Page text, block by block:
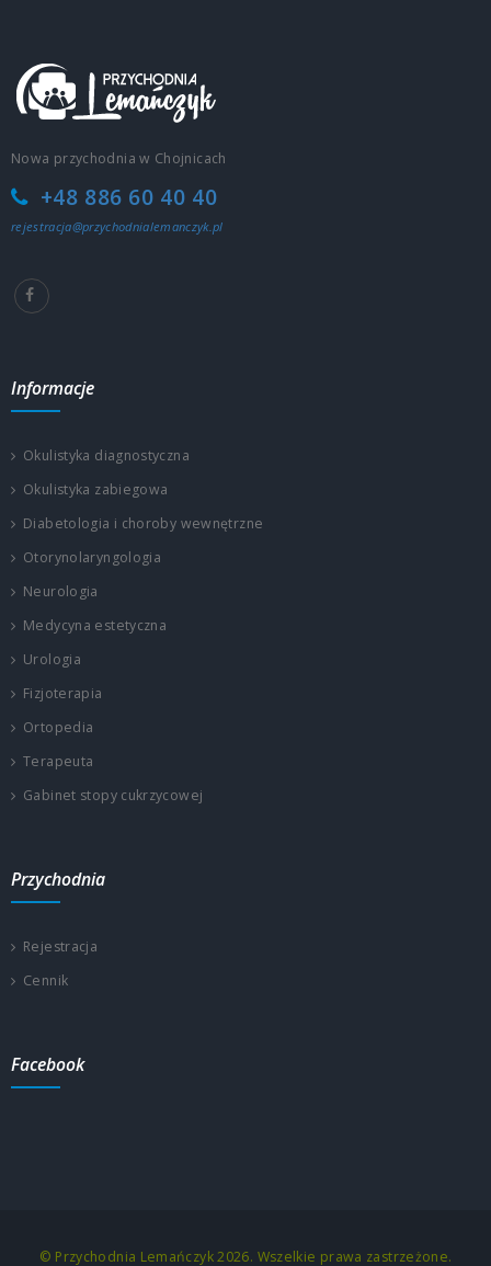
Nowa przychodnia w Chojnicach
+48 886 60 40 40
rejestracja@przychodnialemanczyk.pl
Informacje
Okulistyka diagnostyczna
Okulistyka zabiegowa
Diabetologia i choroby wewnętrzne
Otorynolaryngologia
Neurologia
Medycyna estetyczna
Urologia
Fizjoterapia
Ortopedia
Terapeuta
Gabinet stopy cukrzycowej
Przychodnia
Rejestracja
Cennik
Facebook
© Przychodnia Lemańczyk 2026. Wszelkie prawa zastrzeżone.